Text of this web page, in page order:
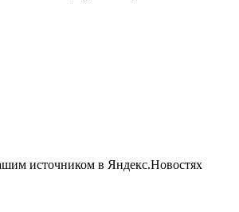
источником в Яндекс.Новостях